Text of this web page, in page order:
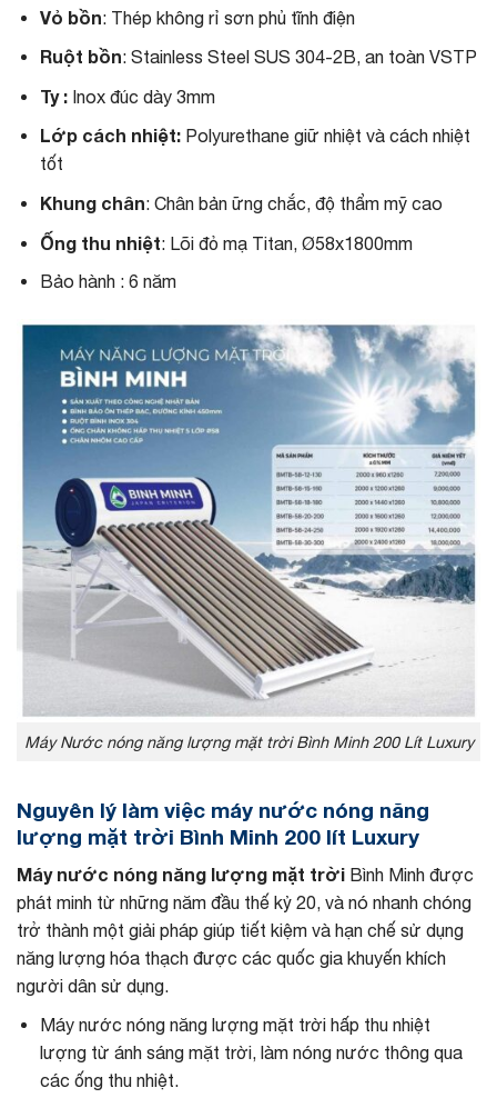
Vỏ bồn: Thép không rỉ sơn phủ tĩnh điện
Ruột bồn: Stainless Steel SUS 304-2B, an toàn VSTP
Ty :Inox đúc dày 3mm
Lớp cách nhiệt:Polyurethane giữ nhiệt và cách nhiệt
tốt
Khung chân: Chân bản ững chắc, độ thẩm mỹ cao
Ống thu nhiệt: Lõi đỏ mạ Titan, Ø58x1800mm
Bảo hành : 6 năm
Máy Nước nóng năng lượng mặt trời Bình Minh 200 Lít Luxury
Nguyên lý làm việc máy nước nóng năng
lượng mặt trời Bình Minh 200 lít Luxury
Máy nước nóng năng lượng mặt trời Bình Minh được
phát minh từ những năm đầu thế kỷ 20, và nó nhanh chóng
trở thành một giải pháp giúp tiết kiệm và hạn chế sử dụng
năng lượng hóa thạch được các quốc gia khuyến khích
người dân sử dụng.
Máy nước nóng năng lượng mặt trời hấp thu nhiệt
lượng từ ánh sáng mặt trời, làm nóng nước thông qua
các ống thu nhiệt.